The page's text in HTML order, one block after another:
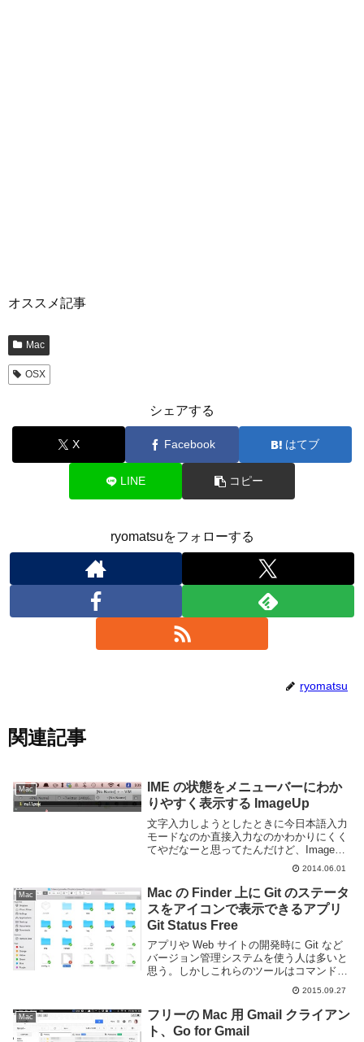
オススメ記事
Mac
OSX
シェアする
X Facebook はてブ
LINE コピー
ryomatsuをフォローする
ryomatsu
関連記事
Mac
IME の状態をメニューバーにわか
りやすく表示する ImageUp
文字入力しようとしたときに今日本語入力
モードなのか直接入力なのかわかりにくく
てやだなーと思ってたんだけど、ImageUp
というフリーソフトを導入して少しマシに
なった。アプリを起動するとメニューバー
の色が変化し、アルファベット時は赤、日
本語...
2014.06.01
Mac
Mac の Finder 上に Git のステータ
スをアイコンで表示できるアプリ
Git Status Free
アプリや Web サイトの開発時に Git など
バージョン管理システムを使う人は多いと
思う。しかしこれらのツールはコマンドラ
イン上から扱う事を前提としており、なか
なかとっつきにくい事もある。Git Status
Free は git を扱う...
2015.09.27
Mac
フリーの Mac 用 Gmail クライアン
ト、Go for Gmail